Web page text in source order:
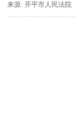
来源: 开平市人民法院